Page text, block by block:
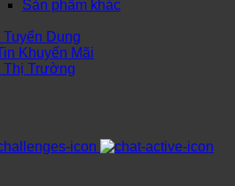
Sản phẩm khác
Dụng
Khuyến Mãi
Thị Trường